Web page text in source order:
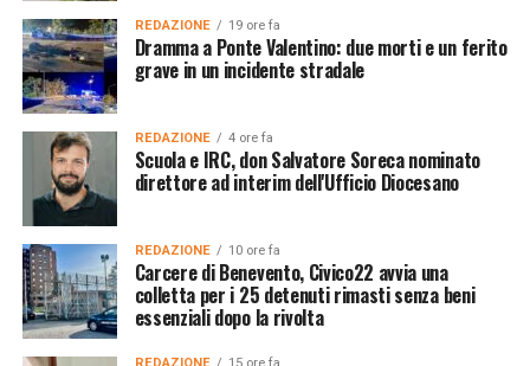
REDAZIONE 19 ore fa
Dramma a Ponte Valentino: due morti e un ferito
grave in un incidente stradale
REDAZIONE 4 ore fa
Scuola e IRC, don Salvatore Soreca nominato
direttore ad interim dell'Ufficio Diocesano
REDAZIONE 10 ore fa
Carcere di Benevento, Civico22 avvia una
colletta per i 25 detenuti rimasti senza beni
essenziali dopo la rivolta